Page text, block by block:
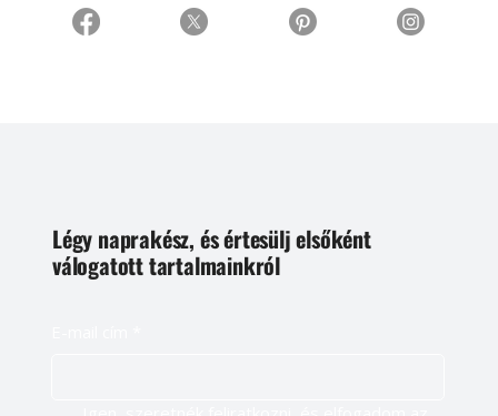
Légy naprakész, és értesülj elsőként
válogatott tartalmainkról